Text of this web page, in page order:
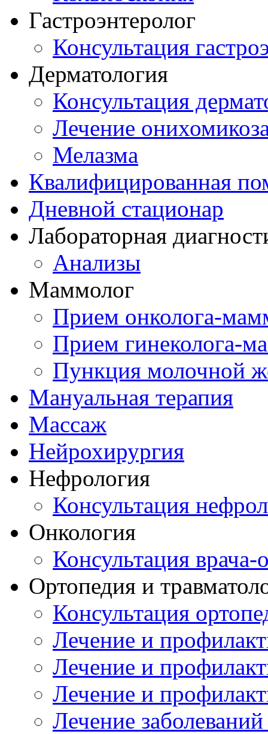
Гастроэнтеролог
Консультация
Дерматология
Консультация
Лечение
Мелазма
Квалифицированная
Дневной стационар
Лабораторная
Анализы
Маммолог
Прием онколога-
Прием гинеколога-
Пункция молочной
Мануальная терапия
Массаж
Нейрохирургия
Нефрология
Консультация
Онкология
Консультация врача-
Ортопедия и
Консультация
Лечение и
Лечение и
Лечение и
Лечение